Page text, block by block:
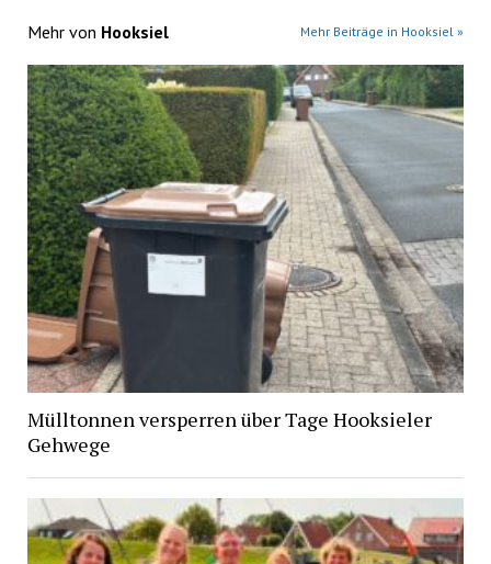
Mehr von Hooksiel Mehr Beiträge in Hooksiel »
Mülltonnen versperren über Tage Hooksieler
Gehwege